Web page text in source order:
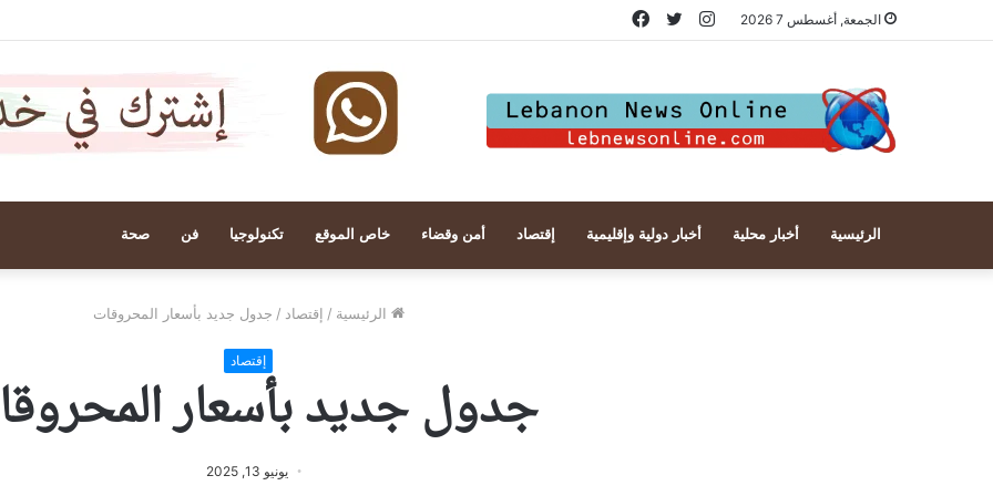
الجمعة, أغسطس 7 2026 فيسبوكتويتر
انستقرام
الرئيسية أخبار محلية أخبار دولية وإقليمية إقتصاد أمن وقضاء خاص الموقع تكنولوجيا فن صحة
الرئيسية / إقتصاد / جدول جديد بأسعار المحروقات
إقتصاد
جدول جديد بأسعار
يونيو 13, 2025